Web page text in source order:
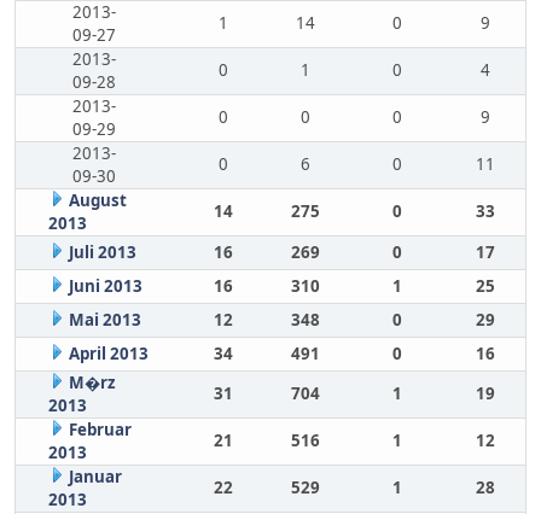
2013-
09-27
1 14 0
9
2013-
09-28
0 1 0
4
2013-
09-29
0 0 0
9
2013-
09-30
0 6 0
11
August
2013
14 275 0
33
Juli 2013
16 269 0
17
Juni 2013
16 310 1
25
Mai 2013
12 348 0
29
April 2013
34 491 0
16
M�rz
2013
31 704 1
19
Februar
2013
21 516 1
12
Januar
2013
22 529 1 28